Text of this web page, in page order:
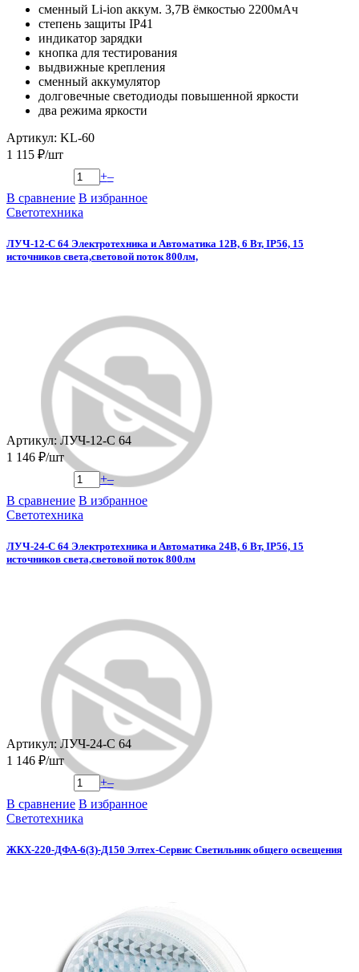
сменный Li-ion аккум. 3,7В ёмкостью 2200мАч
степень защиты IP41
индикатор зарядки
кнопка для тестирования
выдвижные крепления
сменный аккумулятор
долговечные светодиоды повышенной яркости
два режима яркости
Артикул: KL-60
1 115 ₽/шт
+–
В сравнение В избранное
Светотехника
ЛУЧ-12-С 64 Электротехника и Автоматика 12В, 6 Вт, IP56, 15
источников света,световой поток 800лм,
Артикул: ЛУЧ-12-С 64
1 146 ₽/шт
+–
В сравнение В избранное
Светотехника
ЛУЧ-24-С 64 Электротехника и Автоматика 24В, 6 Вт, IP56, 15
источников света,световой поток 800лм
Артикул: ЛУЧ-24-С 64
1 146 ₽/шт
+–
В сравнение В избранное
Светотехника
ЖКХ-220-ДФА-6(3)-Д150 Элтех-Сервис Светильник общего освещения